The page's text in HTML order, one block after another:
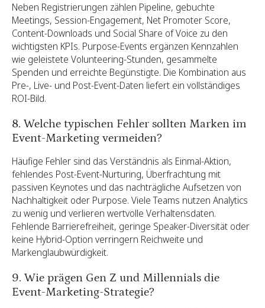
Neben Registrierungen zählen Pipeline, gebuchte
Meetings, Session-Engagement, Net Promoter Score,
Content-Downloads und Social Share of Voice zu den
wichtigsten KPIs. Purpose-Events ergänzen Kennzahlen
wie geleistete Volunteering-Stunden, gesammelte
Spenden und erreichte Begünstigte. Die Kombination aus
Pre-, Live- und Post-Event-Daten liefert ein vollständiges
ROI-Bild.
8. Welche typischen Fehler sollten Marken im
Event-Marketing vermeiden?
Häufige Fehler sind das Verständnis als Einmal-Aktion,
fehlendes Post-Event-Nurturing, Überfrachtung mit
passiven Keynotes und das nachträgliche Aufsetzen von
Nachhaltigkeit oder Purpose. Viele Teams nutzen Analytics
zu wenig und verlieren wertvolle Verhaltensdaten.
Fehlende Barrierefreiheit, geringe Speaker-Diversität oder
keine Hybrid-Option verringern Reichweite und
Markenglaubwürdigkeit.
9. Wie prägen Gen Z und Millennials die
Event-Marketing-Strategie?